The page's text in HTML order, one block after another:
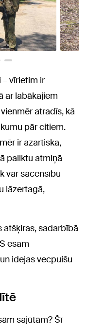
vīrietim ir
ar labākajiem
atradīs, kā
pār citiem.
ir azartiska,
paliktu atmiņā
var sacensību
lāzertagā,
atšķiras, sadarbībā
esam
idejas vecpuišu
sajūtām? Šī